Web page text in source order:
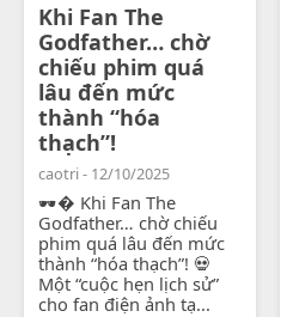
Khi Fan The
Godfather… chờ
chiếu phim quá
lâu đến mức
thành “hóa
thạch”!
caotri - 12/10/2025
🕶� Khi Fan The
Godfather… chờ chiếu
phim quá lâu đến mức
thành “hóa thạch”! 💀
Một “cuộc hẹn lịch sử”
cho fan điện ảnh tạ...